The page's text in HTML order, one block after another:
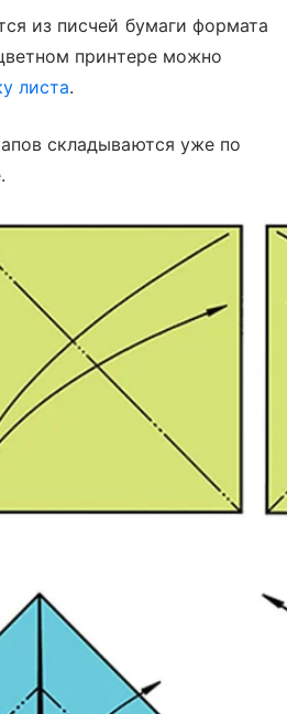
из писчей бумаги формата
принтере можно
листа.
складываются уже по